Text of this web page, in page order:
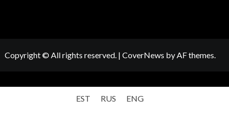
Copyright © All rights reserved. | CoverNews by AF themes.
EST RUS ENG